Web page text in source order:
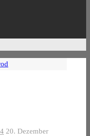
20. Dezember